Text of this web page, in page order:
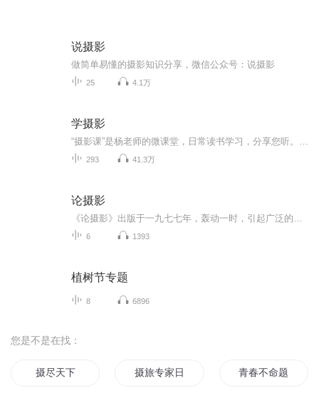
说摄影
做简单易懂的摄影知识分享，微信公众号：说摄影
25 4.1万
学摄影
293 41.3万
论摄影
6 1393
植树节专题
8 6896
您是不是在找：
摄尽天下 摄旅专家日常小diss 青春不命题